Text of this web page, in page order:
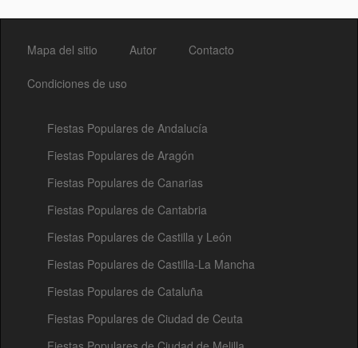
Mapa del sitio Autor Contacto
Condiciones de uso
Fiestas Populares de Andalucía
Fiestas Populares de Aragón
Fiestas Populares de Canarias
Fiestas Populares de Cantabria
Fiestas Populares de Castilla y León
Fiestas Populares de Castilla-La Mancha
Fiestas Populares de Cataluña
Fiestas Populares de Ciudad de Ceuta